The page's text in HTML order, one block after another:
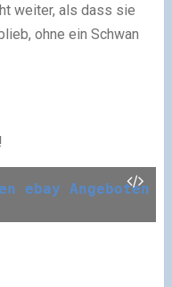
weiter, als dass sie
ohne ein Schwan
ebay Angeboten